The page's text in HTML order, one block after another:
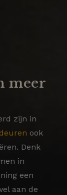
meer
zijn in
deuren ook
Denk
in
een
aan de